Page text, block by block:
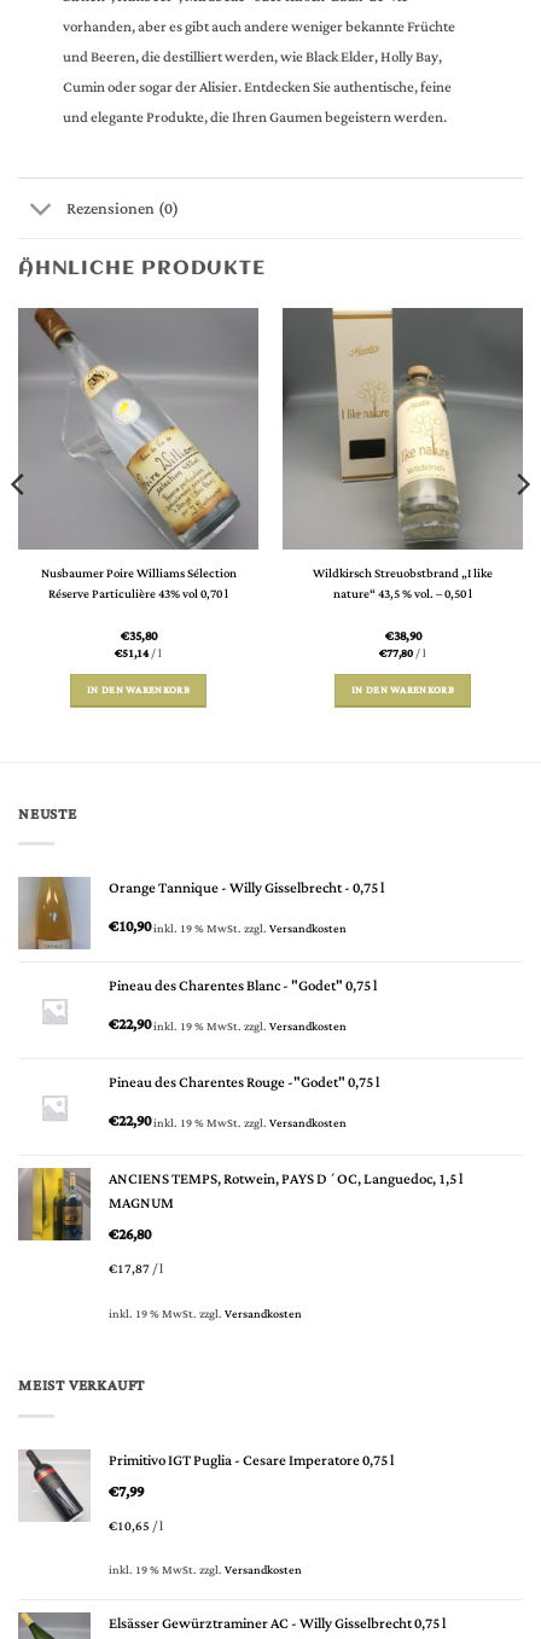
vorhanden, aber es gibt auch andere weniger bekannte Früchte
und Beeren, die destilliert werden, wie Black Elder, Holly Bay,
Cumin oder sogar der Alisier. Entdecken Sie authentische, feine
und elegante Produkte, die Ihren Gaumen begeistern werden.
Rezensionen (0)
ÄHNLICHE PRODUKTE
Nusbaumer Poire Williams Sélection
Réserve Particulière 43% vol 0,70 l
€35,80
€51,14/l
IN DEN WARENKORB
Wildkirsch Streuobstbrand „I like
nature“ 43,5 % vol. – 0,50 l
€38,90
€77,80/l
IN DEN WARENKORB
NEUSTE
Orange Tannique - Willy Gisselbrecht - 0,75 l
€10,90inkl. 19 % MwSt.zzgl.Versandkosten
Pineau des Charentes Blanc - "Godet" 0,75 l
€22,90inkl. 19 % MwSt.zzgl.Versandkosten
Pineau des Charentes Rouge -"Godet" 0,75 l
€22,90inkl. 19 % MwSt.zzgl.Versandkosten
ANCIENS TEMPS, Rotwein, PAYS D´OC, Languedoc, 1,5 l
MAGNUM
€26,80
€17,87/l
inkl. 19 % MwSt.zzgl.Versandkosten
MEIST VERKAUFT
Primitivo IGT Puglia - Cesare Imperatore 0,75 l
€7,99
€10,65/l
inkl. 19 % MwSt.zzgl.Versandkosten
Elsässer Gewürztraminer AC - Willy Gisselbrecht 0,75 l